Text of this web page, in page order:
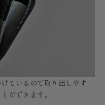
ているので取り出しやす
ができます。